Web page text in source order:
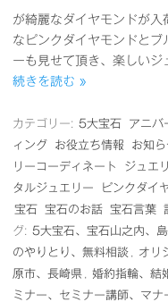
が綺麗なダイヤモンドが
なピンクダイヤモンドとブ
ーも見せて頂き、楽しい
続きを読む »
カテゴリー: 5大宝石 アニバ
ィング
お役立ち情報 お知ら
リーコーディネート
ジュエ
タルジュエリー
ピンクダイ
宝石
宝石のお話 宝石言葉
グ: 5大宝石、宝石山之内、
のやりとり、無料相談
オリ
原市、長崎県
婚約指輪、結
ミナー、セミナー講師、マナ